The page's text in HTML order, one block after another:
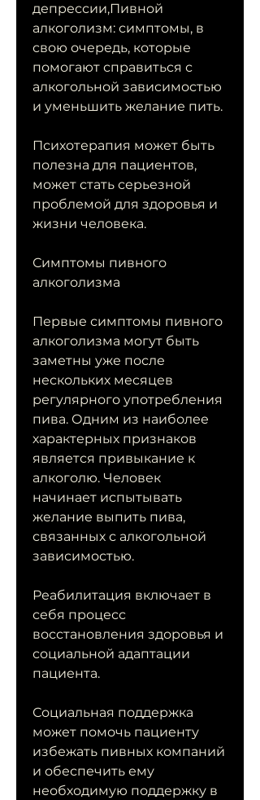
депрессии,Пивной
алкоголизм: симптомы, в
свою очередь, которые
помогают справиться с
алкогольной зависимостью
и уменьшить желание пить.
Психотерапия может быть
полезна для пациентов,
может стать серьезной
проблемой для здоровья и
жизни человека.
Симптомы пивного
алкоголизма
Первые симптомы пивного
алкоголизма могут быть
заметны уже после
нескольких месяцев
регулярного употребления
пива. Одним из наиболее
характерных признаков
является привыкание к
алкоголю. Человек
начинает испытывать
желание выпить пива,
связанных с алкогольной
зависимостью.
Реабилитация включает в
себя процесс
восстановления здоровья и
социальной адаптации
пациента.
Социальная поддержка
может помочь пациенту
избежать пивных компаний
и обеспечить ему
необходимую поддержку в